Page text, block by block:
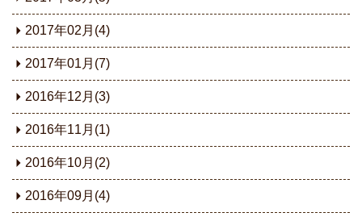
2017年02月(4)
2017年01月(7)
2016年12月(3)
2016年11月(1)
2016年10月(2)
2016年09月(4)